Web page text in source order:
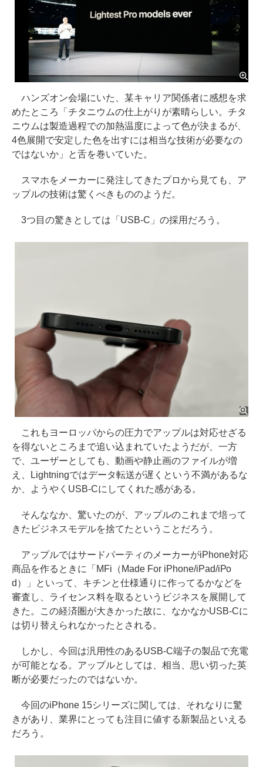
ハンズオン会場にいた、某キャリア関係者に感想を求
めたところ「チタニウムの仕上がりが素晴らしい。チタ
ニウムは製造過程での加熱温度によって色が決まるが、
4色展開で安定した色を出すには相当な技術が必要なの
ではないか」と舌を巻いていた。
スマホをメーカーに発注してきたプロから見ても、ア
ップルの技術は驚くべきもののようだ。
3つ目の驚きとしては「USB-C」の採用だろう。
これもヨーロッパからの圧力でアップルは対応せざる
を得ないところまで追い込まれていたようだが、一方
で、ユーザーとしても、動画や静止画のファイルが増
え、Lightningではデータ転送が遅くという不満があるな
か、ようやくUSB-Cにしてくれた感がある。
そんななか、驚いたのが、アップルのこれまで培って
きたビジネスモデルを捨てたということだろう。
アップルではサードパーティのメーカーがiPhone対応
商品を作るときに「MFi（Made For iPhone/iPad/iPo
d）」といって、キチンと仕様通りに作ってるかなどを
審査し、ライセンス料を取るというビジネスを展開して
きた。この経済圏が大きかった故に、なかなかUSB-Cに
は切り替えられなかったとされる。
しかし、今回は汎用性のあるUSB-C端子の製品で充電
が可能となる。アップルとしては、相当、思い切った英
断が必要だったのではないか。
今回のiPhone 15シリーズに関しては、それなりに驚
きがあり、業界にとっても注目に値する新製品といえる
だろう。